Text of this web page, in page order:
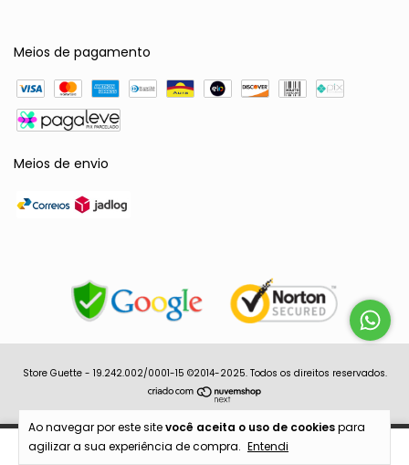
Ao navegar por este sitevocê aceita o uso de cookiespara
agilizar a sua experiência de compra. Entendi
Meios de pagamento
Meios de envio
Store Guette - 19.242.002/0001-15 ©2014-2025. Todos os direitos reservados.